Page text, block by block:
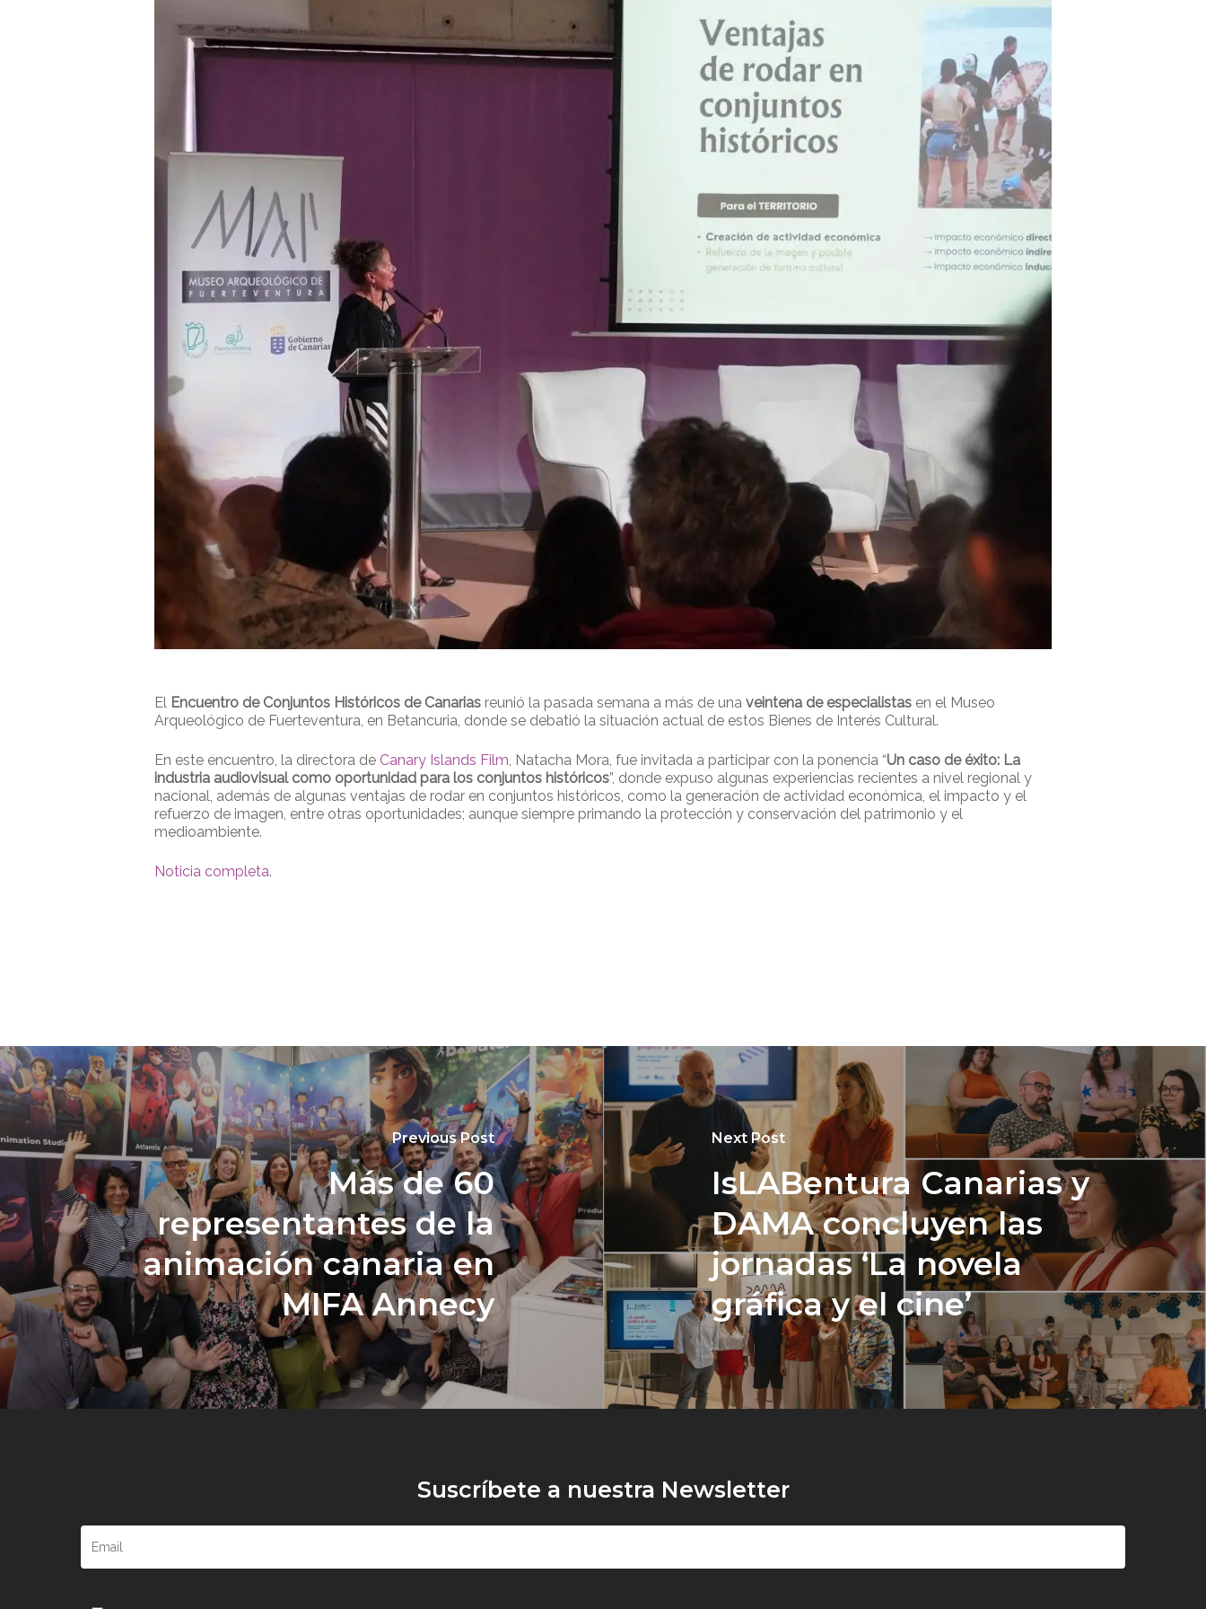
Presione enter para buscar o ESC para cerrar
El Encuentro de Conjuntos Históricos de Canarias reunió la pasada semana a más de una veintena de especialistas en el Museo
Arqueológico de Fuerteventura, en Betancuria, donde se debatió la situación actual de estos Bienes de Interés Cultural.
En este encuentro, la directora de Canary Islands Film , Natacha Mora, fue invitada a participar con la ponencia “Un caso de éxito: La
industria audiovisual como oportunidad para los conjuntos históricos”, donde expuso algunas experiencias recientes a nivel regional y
nacional, además de algunas ventajas de rodar en conjuntos históricos, como la generación de actividad económica, el impacto y el
refuerzo de imagen, entre otras oportunidades; aunque siempre primando la protección y conservación del patrimonio y el
medioambiente.
Noticia completa.
Previous Post
Más de 60
representantes de la
animación canaria en
MIFA Annecy
Next Post
IsLABentura Canarias y
DAMA concluyen las
jornadas ‘La novela
gráfica y el cine’
Suscríbete a nuestra Newsletter